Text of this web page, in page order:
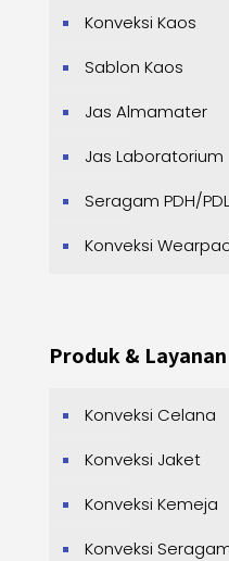
Konveksi Kaos
Sablon Kaos
Jas Almamater
Jas Laboratorium
Seragam PDH/PDL
Konveksi
Produk & Layanan
Konveksi Celana
Konveksi Jaket
Konveksi Kemeja
Konveksi